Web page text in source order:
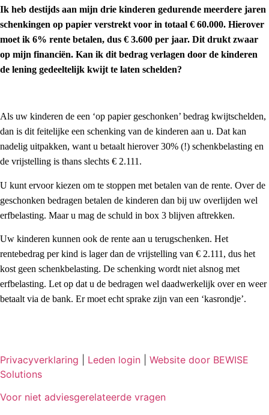
Ik heb destijds aan mijn drie kinderen gedurende meerdere jaren
schenkingen op papier verstrekt voor in totaal € 60.000. Hierover
moet ik 6% rente betalen, dus € 3.600 per jaar. Dit drukt zwaar
op mijn financiën. Kan ik dit bedrag verlagen door de kinderen
de lening gedeeltelijk kwijt te laten schelden?
Als uw kinderen de een ‘op papier geschonken’ bedrag kwijtschelden,
dan is dit feitelijke een schenking van de kinderen aan u. Dat kan
nadelig uitpakken, want u betaalt hierover 30% (!) schenkbelasting en
de vrijstelling is thans slechts € 2.111.
U kunt ervoor kiezen om te stoppen met betalen van de rente. Over de
geschonken bedragen betalen de kinderen dan bij uw overlijden wel
erfbelasting. Maar u mag de schuld in box 3 blijven aftrekken.
Uw kinderen kunnen ook de rente aan u terugschenken. Het
rentebedrag per kind is lager dan de vrijstelling van € 2.111, dus het
kost geen schenkbelasting. De schenking wordt niet alsnog met
erfbelasting. Let op dat u de bedragen wel daadwerkelijk over en weer
betaalt via de bank. Er moet echt sprake zijn van een ‘kasrondje’.
Privacyverklaring Leden login
Website door BEWISE
Solutions
Voor niet adviesgerelateerde vragen